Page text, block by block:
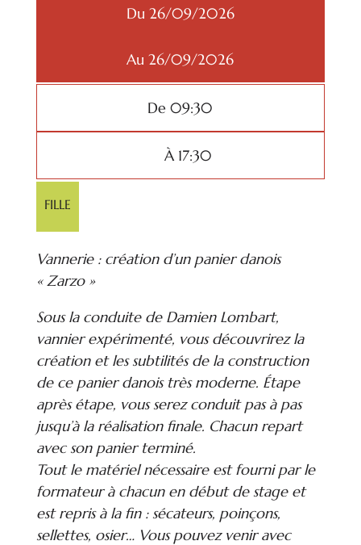
Du 26/09/2026
Au 26/09/2026
De 09:30
À 17:30
FILLE
Vannerie : création d’un panier danois
« Zarzo »
Sous la conduite de Damien Lombart,
vannier expérimenté, vous découvrirez la
création et les subtilités de la construction
de ce panier danois très moderne. Étape
après étape, vous serez conduit pas à pas
jusqu’à la réalisation finale. Chacun repart
avec son panier terminé.
Tout le matériel nécessaire est fourni par le
formateur à chacun en début de stage et
est repris à la fin : sécateurs, poinçons,
sellettes, osier… Vous pouvez venir avec